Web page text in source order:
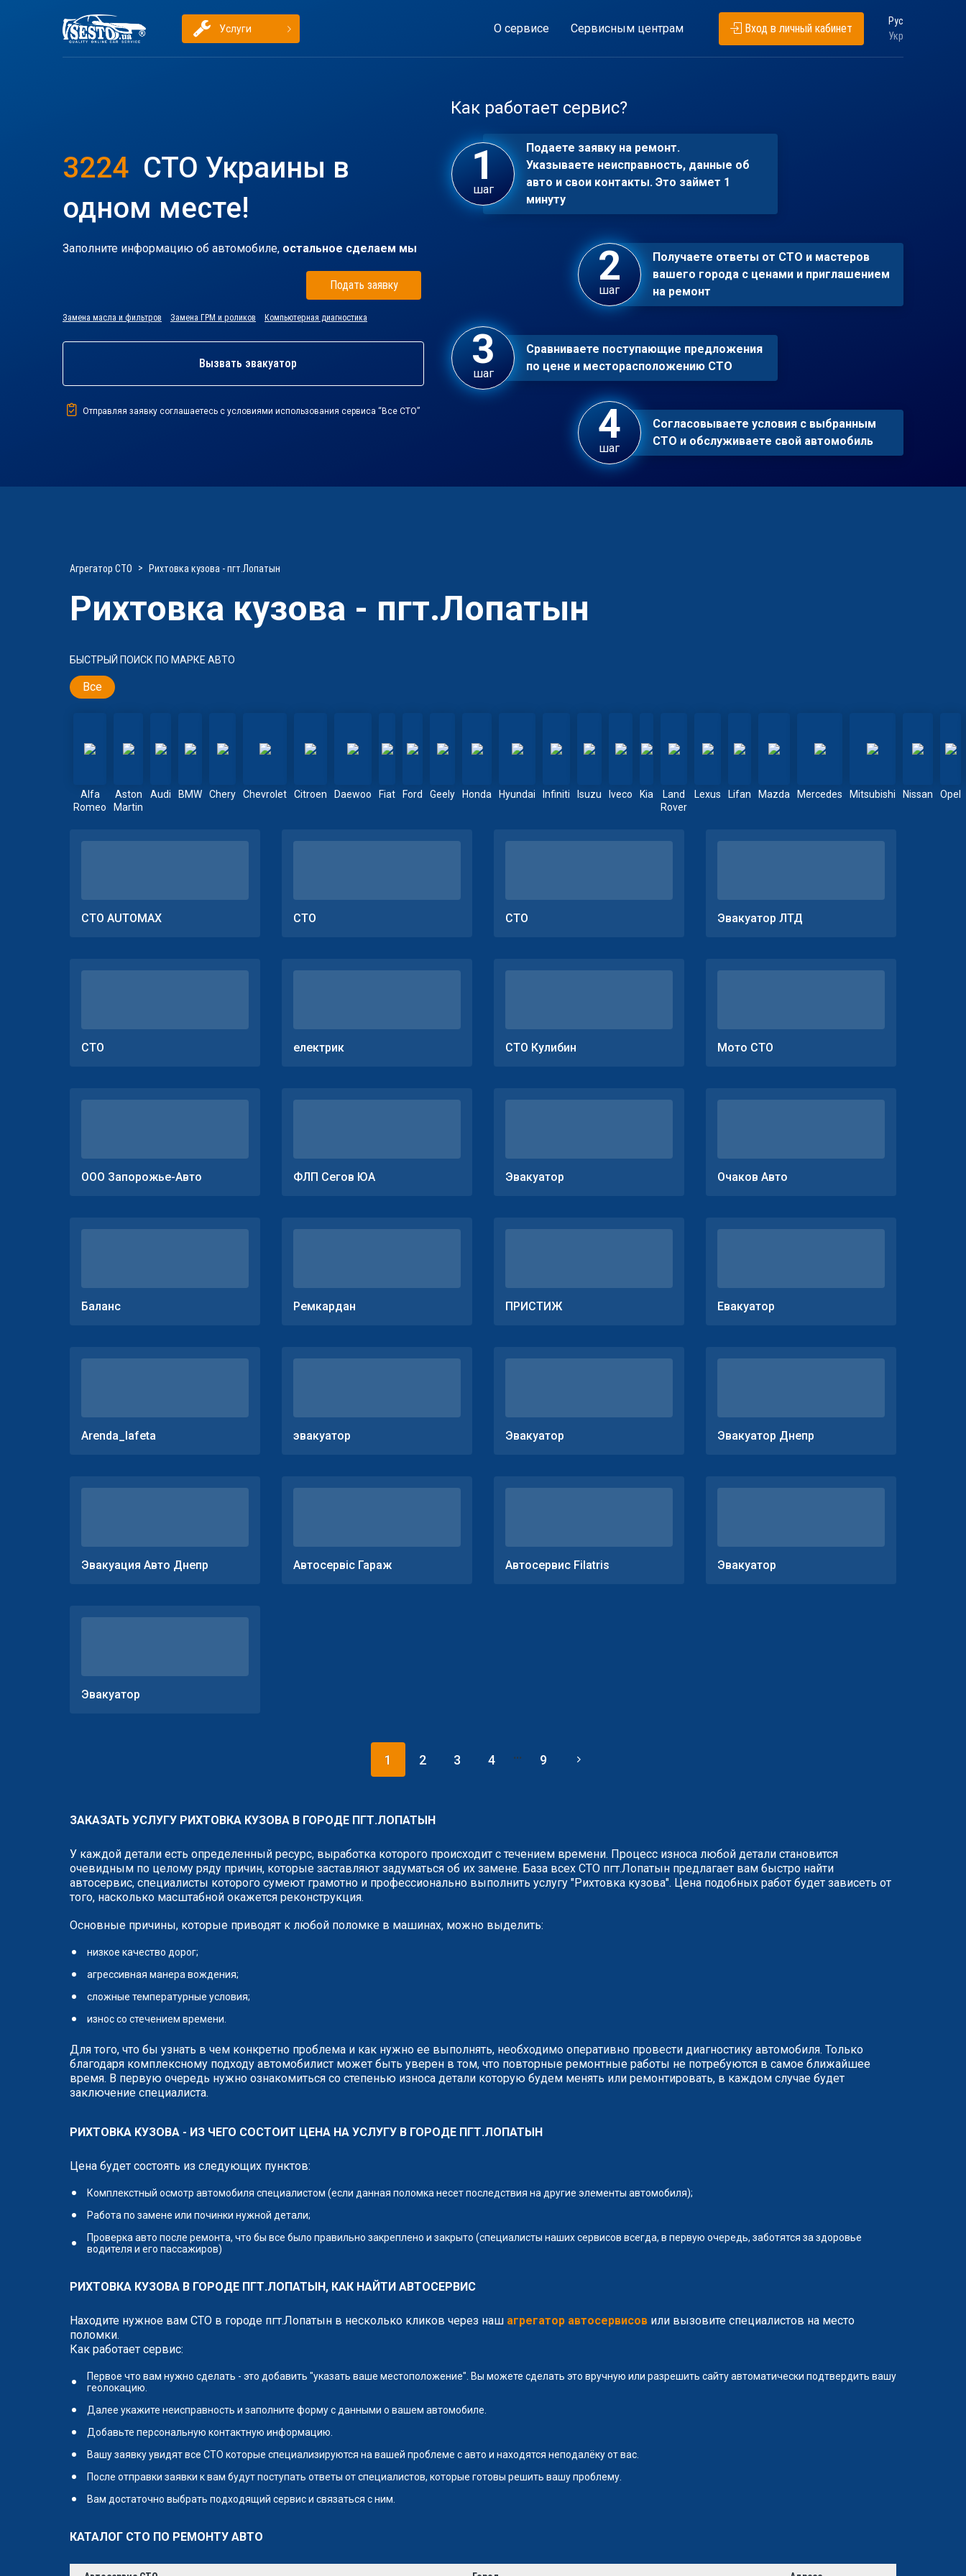
Услуги О сервисе Сервисным центрам Вход в личный кабинет
Рус
Укр
3224 СТО Украины в
одном месте!
Заполните информацию об автомобиле, остальное сделаем мы
Подать заявку
Замена масла и фильтров Замена ГРМ и роликов Компьютерная диагностика
Вызвать эвакуатор
Отправляя заявку соглашаетесь с условиями использования сервиса “Все СТО”
Как работает сервис?
шаг
Подаете заявку на ремонт.
Указываете неисправность, данные об
авто и свои контакты. Это займет 1
минуту
шаг
Получаете ответы от СТО и мастеров
вашего города с ценами и приглашением
на ремонт
шаг
Сравниваете поступающие предложения
по цене и месторасположению СТО
шаг
Согласовываете условия с выбранным
СТО и обслуживаете свой автомобиль
Агрегатор СТО Рихтовка кузова - пгт.Лопатын
Рихтовка кузова - пгт.Лопатын
БЫСТРЫЙ ПОИСК ПО МАРКЕ АВТО
Все
Alfa
Romeo
Aston
Martin
Audi BMW Chery Chevrolet Citroen Daewoo Fiat Ford Geely Honda Hyundai Infiniti Isuzu Iveco Kia
Land
Rover
Lexus Lifan Mazda Mercedes Mitsubishi Nissan Opel
СТО AUTOMAX СТО СТО Эвакуатор ЛТД
СТО електрик СТО Кулибин Мото СТО
ООО Запорожье-Авто ФЛП Сегов ЮА Эвакуатор Очаков Авто
Баланс Ремкардан ПРИСТИЖ Евакуатор
Arenda_lafeta эвакуатор Эвакуатор Эвакуатор Днепр
Эвакуация Авто Днепр Автосервіс Гараж Автосервис Filatris Эвакуатор
Эвакуатор
1 2 3 4 ... 9
ЗАКАЗАТЬ УСЛУГУ РИХТОВКА КУЗОВА В ГОРОДЕ ПГТ.ЛОПАТЫН
У каждой детали есть определенный ресурс, выработка которого происходит с течением времени. Процесс износа любой детали становится
очевидным по целому ряду причин, которые заставляют задуматься об их замене. База всех СТО пгт.Лопатын предлагает вам быстро найти
автосервис, специалисты которого сумеют грамотно и профессионально выполнить услугу "Рихтовка кузова". Цена подобных работ будет зависеть от
того, насколько масштабной окажется реконструкция.
Основные причины, которые приводят к любой поломке в машинах, можно выделить:
низкое качество дорог;
агрессивная манера вождения;
сложные температурные условия;
износ со стечением времени.
Для того, что бы узнать в чем конкретно проблема и как нужно ее выполнять, необходимо оперативно провести диагностику автомобиля. Только
благодаря комплексному подходу автомобилист может быть уверен в том, что повторные ремонтные работы не потребуются в самое ближайшее
время. В первую очередь нужно ознакомиться со степенью износа детали которую будем менять или ремонтировать, в каждом случае будет
заключение специалиста.
РИХТОВКА КУЗОВА - ИЗ ЧЕГО СОСТОИТ ЦЕНА НА УСЛУГУ В ГОРОДЕ ПГТ.ЛОПАТЫН
Цена будет состоять из следующих пунктов:
Комплекстный осмотр автомобиля специалистом (если данная поломка несет последствия на другие элементы автомобиля);
Работа по замене или починки нужной детали;
Проверка авто после ремонта, что бы все было правильно закреплено и закрыто (специалисты наших сервисов всегда, в первую очередь, заботятся за здоровье
водителя и его пассажиров)
РИХТОВКА КУЗОВА В ГОРОДЕ ПГТ.ЛОПАТЫН, КАК НАЙТИ АВТОСЕРВИС
Находите нужное вам СТО в городе пгт.Лопатын в несколько кликов через наш агрегатор автосервисов или вызовите специалистов на место
поломки.
Как работает сервис:
Первое что вам нужно сделать - это добавить "указать ваше местоположение". Вы можете сделать это вручную или разрешить сайту автоматически подтвердить вашу
геолокацию.
Далее укажите неисправность и заполните форму с данными о вашем автомобиле.
Добавьте персональную контактную информацию.
Вашу заявку увидят все СТО которые специализируются на вашей проблеме с авто и находятся неподалёку от вас.
После отправки заявки к вам будут поступать ответы от специалистов, которые готовы решить вашу проблему.
Вам достаточно выбрать подходящий сервис и связаться с ним.
КАТАЛОГ СТО ПО РЕМОНТУ АВТО